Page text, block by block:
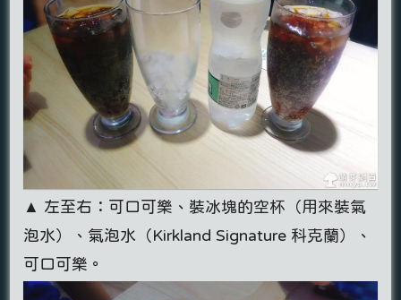
▲ 左至右：可口可樂、裝冰塊的空杯（用來裝氣
泡水）、氣泡水（Kirkland Signature 科克蘭）、
可口可樂。